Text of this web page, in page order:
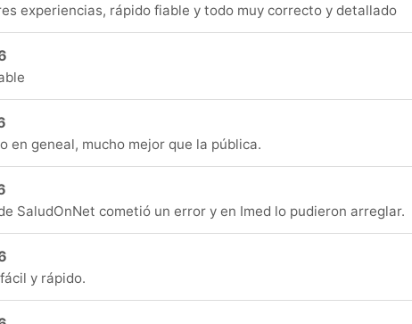
experiencias, rápido fiable y todo muy correcto y detallado
en geneal, mucho mejor que la pública.
SaludOnNet cometió un error y en Imed lo pudieron arreglar.
y rápido.